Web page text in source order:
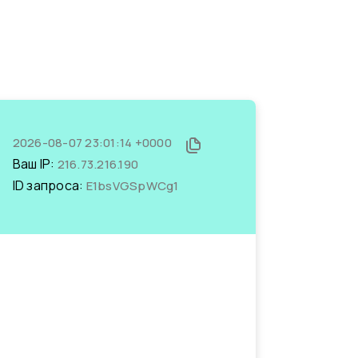
2026-08-07 23:01:14 +0000
Ваш IP: 216.73.216.190
ID запроса: E1bsVGSpWCg1